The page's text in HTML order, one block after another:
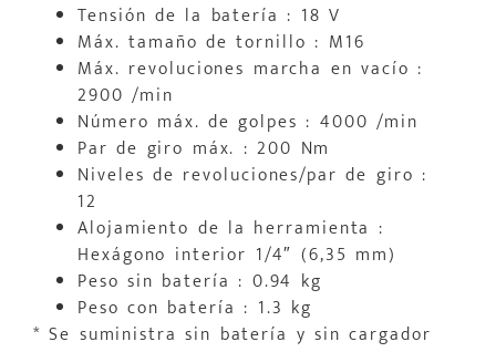
Tensión de la batería : 18 V
Máx. tamaño de tornillo : M16
Máx. revoluciones marcha en vacío :
2900 /min
Número máx. de golpes : 4000 /min
Par de giro máx. : 200 Nm
Niveles de revoluciones/par de giro :
12
Alojamiento de la herramienta :
Hexágono interior 1/4″ (6,35 mm)
Peso sin batería : 0.94 kg
Peso con batería : 1.3 kg
* Se suministra sin batería y sin cargador